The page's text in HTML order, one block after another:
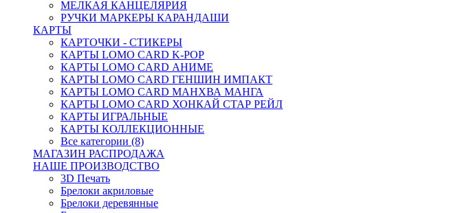
МЕЛКАЯ КАНЦЕЛЯРИЯ
РУЧКИ МАРКЕРЫ КАРАНДАШИ
КАРТЫ
КАРТОЧКИ - СТИКЕРЫ
КАРТЫ LOMO CARD K-POP
КАРТЫ LOMO CARD АНИМЕ
КАРТЫ LOMO CARD ГЕНШИН ИМПАКТ
КАРТЫ LOMO CARD МАНХВА МАНГА
КАРТЫ LOMO CARD ХОНКАЙ СТАР РЕЙЛ
КАРТЫ ИГРАЛЬНЫЕ
КАРТЫ КОЛЛЕКЦИОННЫЕ
Все категории (8)
МАГАЗИН РАСПРОДАЖА
НАШЕ ПРОИЗВОДСТВО
3D Печать
Брелоки акриловые
Брелоки деревянные